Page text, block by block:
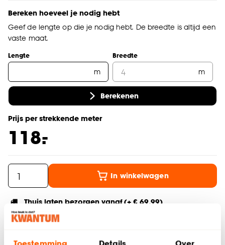
Bereken hoeveel je nodig hebt
Geef de lengte op die je nodig hebt. De breedte is altijd een
vaste maat.
Lengte
m
Breedte
m
Berekenen
Prijs per strekkende meter
118.
-
In winkelwagen
Thuis laten bezorgen vanaf (+ € 69,99)
Gratis afhalen in de winkel